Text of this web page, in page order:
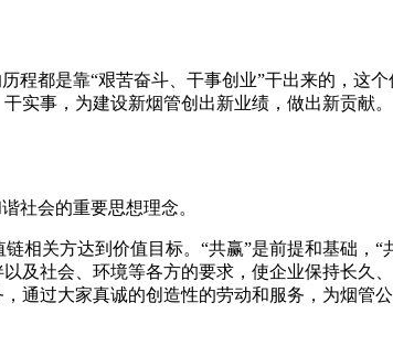
程都是靠“艰苦奋斗、干事创业”干出来的，这
实事，为建设新烟管创出新业绩，做出新贡献。
社会的重要思想理念。
相关方达到价值目标。“共赢”是前提和基础，
及社会、环境等各方的要求，使企业保持长久
通过大家真诚的创造性的劳动和服务，为烟管